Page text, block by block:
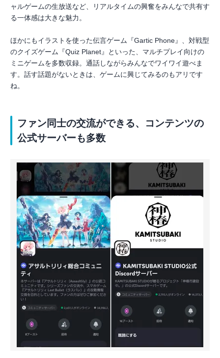
ャルゲームの生放送など、リアルタイムの興奮をみんなで共有す
る一体感は大きな魅力。
ほかにもイラストを使った伝言ゲーム『Gartic Phone』、対戦型
のクイズゲーム『Quiz Planet』といった、マルチプレイ向けの
ミニゲームを多数収録。通話しながらみんなでワイワイ遊べま
す。話す話題がないときは、ゲームに興じてみるのもアリです
ね。
ファン同士の交流ができる、コンテンツの
公式サーバーも多数